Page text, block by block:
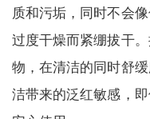
质和污垢，同时不会
过度干燥而紧绷拔干
物，在清洁的同时舒
洁带来的泛红敏感，